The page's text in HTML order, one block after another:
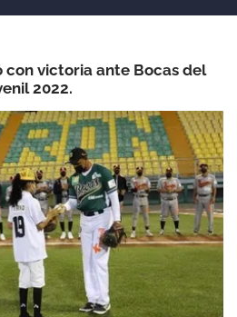
con victoria ante Bocas del
2022.